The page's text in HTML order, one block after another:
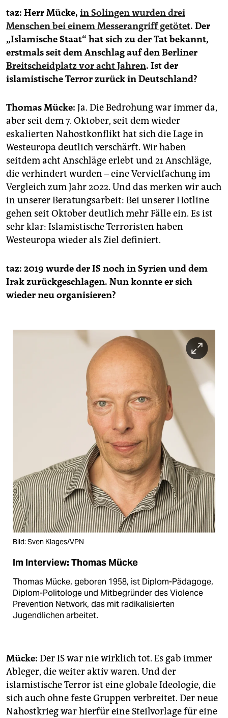
unterstützen
abo
genossenschaft
epaper login
taz: Herr Mücke, in Solingen wurden drei
Menschen bei einem Messerangriff getötet. Der
„Islamische Staat“ hat sich zu der Tat bekannt,
erstmals seit dem Anschlag auf den Berliner
Breitscheidplatz vor acht Jahren. Ist der
islamistische Terror zurück in Deutschland?
Thomas Mücke: Ja. Die Bedrohung war immer da,
aber seit dem 7. Oktober, seit dem wieder
eskalierten Nahostkonflikt hat sich die Lage in
Westeuropa deutlich verschärft. Wir haben
seitdem acht Anschläge erlebt und 21 Anschläge,
die verhindert wurden – eine Vervielfachung im
Vergleich zum Jahr 2022. Und das merken wir auch
in unserer Beratungsarbeit: Bei unserer Hotline
gehen seit Oktober deutlich mehr Fälle ein. Es ist
sehr klar: Islamistische Terroristen haben
Westeuropa wieder als Ziel definiert.
taz: 2019 wurde der IS noch in Syrien und dem
Irak zurückgeschlagen. Nun konnte er sich
wieder neu organisieren?
Bild: Sven Klages/VPN
Im Interview: Thomas Mücke
Thomas Mücke, geboren 1958, ist Diplom-Pädagoge,
Diplom-Politologe und Mitbegründer des Violence
Prevention Network, das mit radikalisierten
Jugendlichen arbeitet.
Mücke: Der IS war nie wirklich tot. Es gab immer
Ableger, die weiter aktiv waren. Und der
islamistische Terror ist eine globale Ideologie, die
sich auch ohne feste Gruppen verbreitet. Der neue
Nahostkrieg war hierfür eine Steilvorlage für eine